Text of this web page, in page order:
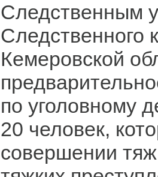
Следственным
Следственного
Кемеровской
по уголовному
20 человек,
совершении